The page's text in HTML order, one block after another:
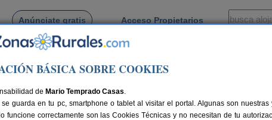
Anúnciate gratis Acceso Propietarios
Segura
BÁSICA SOBRE COOKIES
de Mario Temprado Casas.
guarda en tu pc, smartphone o tablet al visitar el portal. Algunas son
correctamente son las Cookies Técnicas y no necesitan de tu